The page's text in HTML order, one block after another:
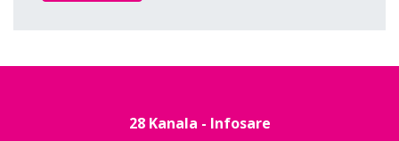
28 Kanala - Infosare